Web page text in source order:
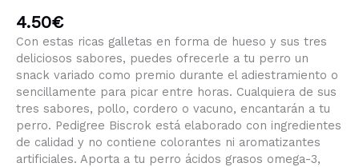
4.50€
Con estas ricas galletas en forma de hueso y sus tres
deliciosos sabores, puedes ofrecerle a tu perro un
snack variado como premio durante el adiestramiento o
sencillamente para picar entre horas. Cualquiera de sus
tres sabores, pollo, cordero o vacuno, encantarán a tu
perro. Pedigree Biscrok está elaborado con ingredientes
de calidad y no contiene colorantes ni aromatizantes
artificiales. Aporta a tu perro ácidos grasos omega-3,